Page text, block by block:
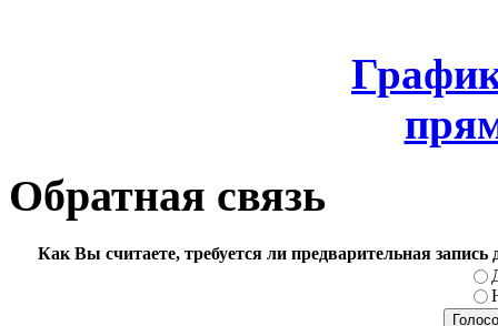
Обратная связь
Как Вы считаете, требуется ли предварительная